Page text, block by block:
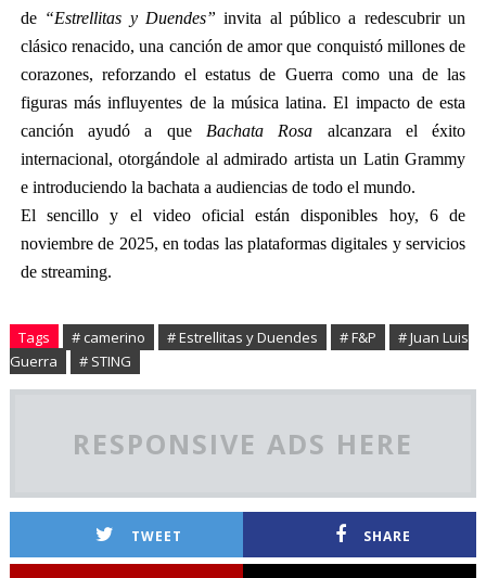
de “Estrellitas y Duendes” invita al público a redescubrir un
clásico renacido, una canción de amor que conquistó millones de
corazones, reforzando el estatus de Guerra como una de las
figuras más influyentes de la música latina. El impacto de esta
canción ayudó a que
Bachata Rosa
alcanzara el éxito
internacional, otorgándole al admirado artista un Latin Grammy
e introduciendo la bachata a audiencias de todo el mundo.
El sencillo y el video oficial están disponibles hoy, 6 de
noviembre de 2025, en todas las plataformas digitales y servicios
de streaming.
Tags # camerino # Estrellitas y Duendes # F&P
# Juan Luis
Guerra
# STING
RESPONSIVE ADS HERE
TWEET SHARE